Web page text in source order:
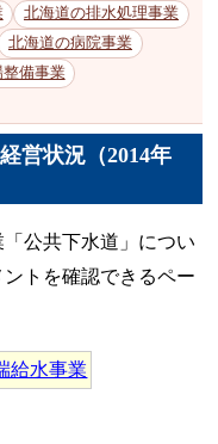
北海道の排水処理事業
北海道の病院事業
備事業
営状況（2014年
公共下水道」につい
トを確認できるペー
給水事業